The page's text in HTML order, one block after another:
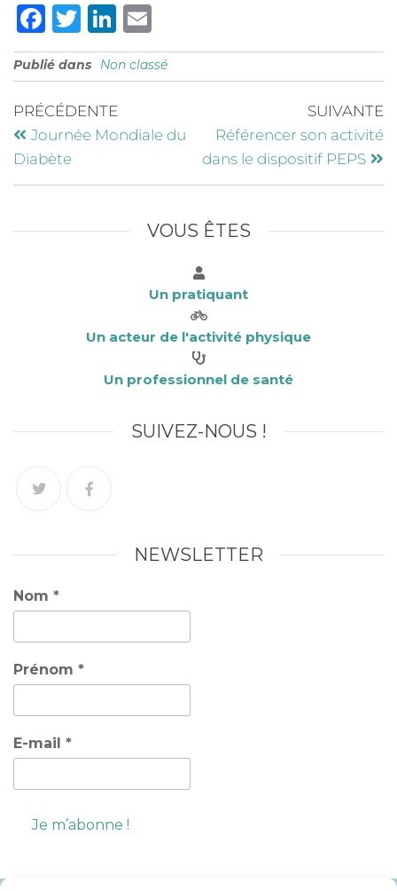
F
a
c
e
b
o
o
T
w
it
te
r
Li
n
k
e
dI
m
ai
Publié dans Non classé
PRÉCÉDENTE
Journée Mondiale du
Diabète
SUIVANTE
Référencer son activité
dans le dispositif PEPS
VOUS ÊTES
Un pratiquant
Un acteur de l'activité physique
Un professionnel de santé
SUIVEZ-NOUS !
NEWSLETTER
Nom *
Prénom *
E-mail *